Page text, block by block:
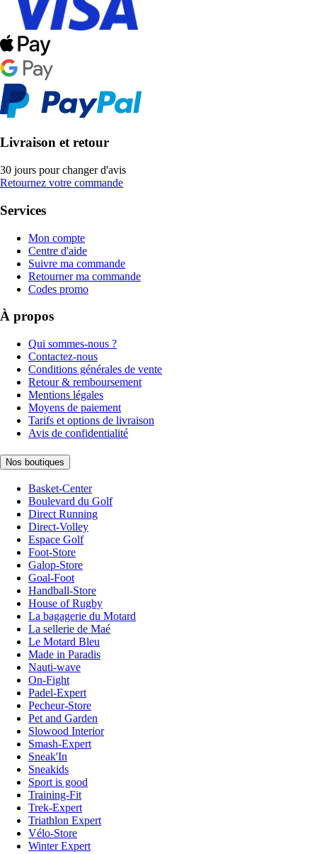
Livraison et retour
30 jours pour changer d'avis
Retournez votre commande
Services
Mon compte
Centre d'aide
Suivre ma commande
Retourner ma commande
Codes promo
À propos
Qui sommes-nous ?
Contactez-nous
Conditions générales de vente
Retour & remboursement
Mentions légales
Moyens de paiement
Tarifs et options de livraison
Avis de confidentialité
Nos boutiques
Basket-Center
Boulevard du Golf
Direct Running
Direct-Volley
Espace Golf
Foot-Store
Galop-Store
Goal-Foot
Handball-Store
House of Rugby
La bagagerie du Motard
La sellerie de Maé
Le Motard Bleu
Made in Paradis
Nauti-wave
On-Fight
Padel-Expert
Pecheur-Store
Pet and Garden
Slowood Interior
Smash-Expert
Sneak'In
Sneakids
Sport is good
Training-Fit
Trek-Expert
Triathlon Expert
Vélo-Store
Winter Expert